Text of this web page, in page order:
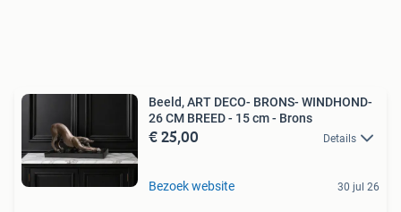
Beeld, ART DECO- BRONS- WINDHOND-
26 CM BREED - 15 cm - Brons
€ 25,00 Details
Bezoek website 30 jul 26